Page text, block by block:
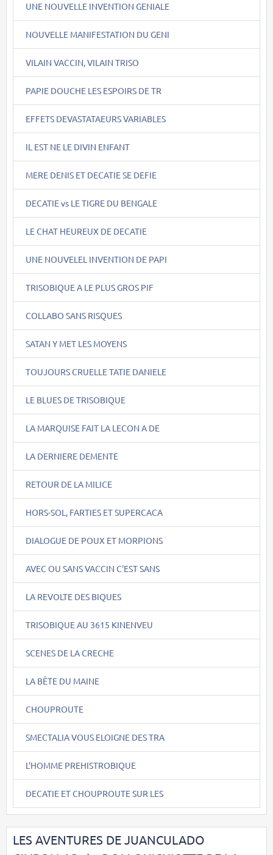
UNE NOUVELLE INVENTION GENIALE
NOUVELLE MANIFESTATION DU GENI
VILAIN VACCIN, VILAIN TRISO
PAPIE DOUCHE LES ESPOIRS DE TR
EFFETS DEVASTATAEURS VARIABLES
IL EST NE LE DIVIN ENFANT
MERE DENIS ET DECATIE SE DEFIE
DECATIE vs LE TIGRE DU BENGALE
LE CHAT HEUREUX DE DECATIE
UNE NOUVELEL INVENTION DE PAPI
TRISOBIQUE A LE PLUS GROS PIF
COLLABO SANS RISQUES
SATAN Y MET LES MOYENS
TOUJOURS CRUELLE TATIE DANIELE
LE BLUES DE TRISOBIQUE
LA MARQUISE FAIT LA LECON A DE
LA DERNIERE DEMENTE
RETOUR DE LA MILICE
HORS-SOL, FARTIES ET SUPERCACA
DIALOGUE DE POUX ET MORPIONS
AVEC OU SANS VACCIN C'EST SANS
LA REVOLTE DES BIQUES
TRISOBIQUE AU 3615 KINENVEU
SCENES DE LA CRECHE
LA BÊTE DU MAINE
CHOUPROUTE
SMECTALIA VOUS ELOIGNE DES TRA
L'HOMME PREHISTROBIQUE
DECATIE ET CHOUPROUTE SUR LES
LES AVENTURES DE JUANCULADO